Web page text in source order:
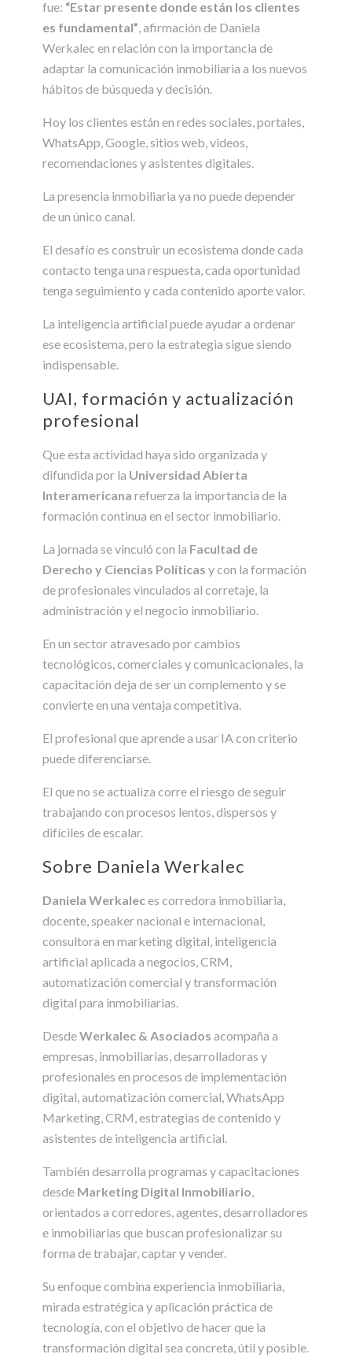
fue: “Estar presente donde están los clientes
es fundamental” , afirmación de Daniela
Werkalec en relación con la importancia de
adaptar la comunicación inmobiliaria a los nuevos
hábitos de búsqueda y decisión.
Hoy los clientes están en redes sociales, portales,
WhatsApp, Google, sitios web, videos,
recomendaciones y asistentes digitales.
La presencia inmobiliaria ya no puede depender
de un único canal.
El desafío es construir un ecosistema donde cada
contacto tenga una respuesta, cada oportunidad
tenga seguimiento y cada contenido aporte valor.
La inteligencia artificial puede ayudar a ordenar
ese ecosistema, pero la estrategia sigue siendo
indispensable.
UAI, formación y actualización
profesional
Que esta actividad haya sido organizada y
difundida por la Universidad Abierta
Interamericana refuerza la importancia de la
formación continua en el sector inmobiliario.
La jornada se vinculó con la Facultad de
Derecho y Ciencias Políticas y con la formación
de profesionales vinculados al corretaje, la
administración y el negocio inmobiliario.
En un sector atravesado por cambios
tecnológicos, comerciales y comunicacionales, la
capacitación deja de ser un complemento y se
convierte en una ventaja competitiva.
El profesional que aprende a usar IA con criterio
puede diferenciarse.
El que no se actualiza corre el riesgo de seguir
trabajando con procesos lentos, dispersos y
difíciles de escalar.
Sobre Daniela Werkalec
Daniela Werkaleces corredora inmobiliaria,
docente, speaker nacional e internacional,
consultora en marketing digital, inteligencia
artificial aplicada a negocios, CRM,
automatización comercial y transformación
digital para inmobiliarias.
DesdeWerkalec & Asociados acompaña a
empresas, inmobiliarias, desarrolladoras y
profesionales en procesos de implementación
digital, automatización comercial, WhatsApp
Marketing, CRM, estrategias de contenido y
asistentes de inteligencia artificial.
También desarrolla programas y capacitaciones
desde Marketing Digital Inmobiliario
orientados a corredores, agentes, desarrolladores
e inmobiliarias que buscan profesionalizar su
forma de trabajar, captar y vender.
Su enfoque combina experiencia inmobiliaria,
mirada estratégica y aplicación práctica de
tecnología, con el objetivo de hacer que la
transformación digital sea concreta, útil y posible.